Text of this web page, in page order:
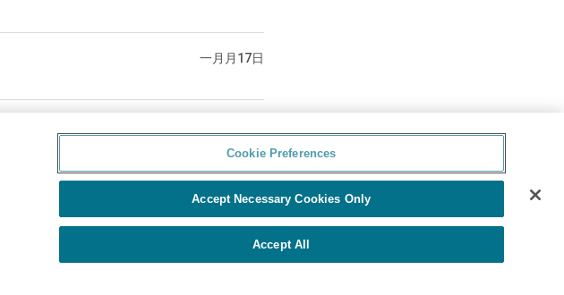
一月月17日
Cookie Preferences
Accept Necessary Cookies Only
Accept All